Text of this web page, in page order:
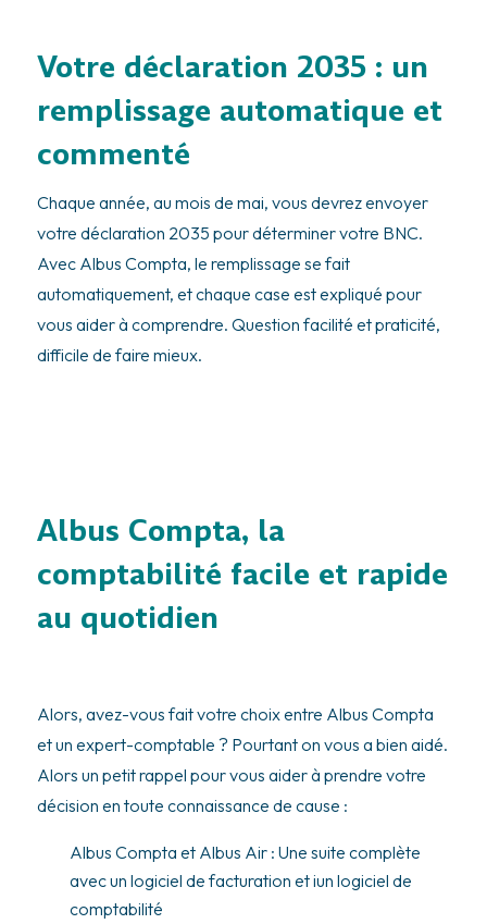
Votre déclaration 2035 : un
remplissage automatique et
commenté
Chaque année, au mois de mai, vous devrez envoyer
votre déclaration 2035 pour déterminer votre BNC.
Avec Albus Compta, le remplissage se fait
automatiquement, et chaque case est expliqué pour
vous aider à comprendre. Question facilité et praticité,
difficile de faire mieux.
Albus Compta, la
comptabilité facile et rapide
au quotidien
Alors, avez-vous fait votre choix entre Albus Compta
et un expert-comptable ? Pourtant on vous a bien aidé.
Alors un petit rappel pour vous aider à prendre votre
décision en toute connaissance de cause :
Albus Compta et Albus Air : Une suite complète
avec un logiciel de facturation et iun logiciel de
comptabilité